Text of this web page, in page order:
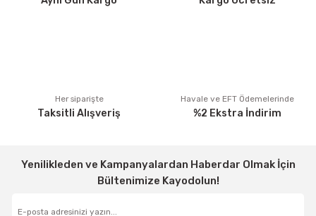
Her siparişte
Taksitli Alışveriş
Havale ve EFT Ödemelerinde
%2 Ekstra İndirim
Yenilikleden ve Kampanyalardan Haberdar Olmak İçin
Bültenimize Kayodolun!